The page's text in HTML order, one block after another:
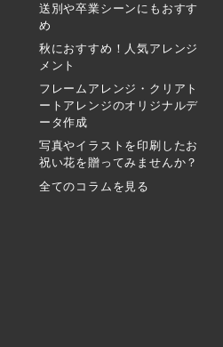
送別や卒業シーンにもおすす
め
秋におすすめ！人気アレンジ
メント
フレームアレンジ・クリアト
ートアレンジのオリジナルデ
ータ作成
写真やイラストを印刷したお
祝い花を贈ってみませんか？
全てのコラムを見る